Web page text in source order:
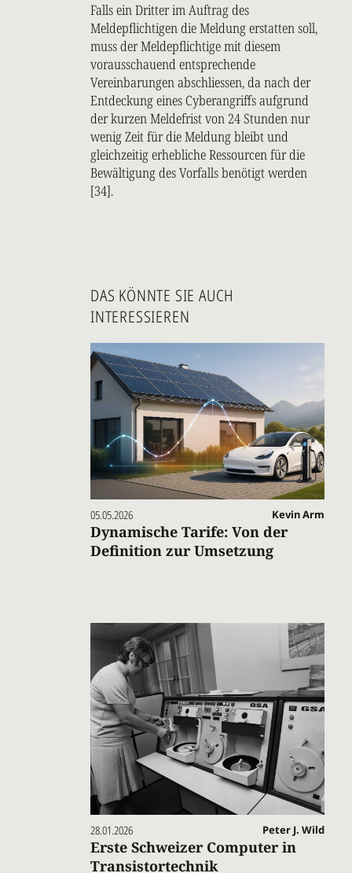
Falls ein Dritter im Auftrag des
Meldepflichtigen die Meldung erstatten soll,
muss der Meldepflichtige mit diesem
vorausschauend entsprechende
Vereinbarungen abschliessen, da nach der
Entdeckung eines Cyberangriffs aufgrund
der kurzen Meldefrist von 24 Stunden nur
wenig Zeit für die Meldung bleibt und
gleichzeitig erhebliche Ressourcen für die
Bewältigung des Vorfalls benötigt werden
[34].
DAS KÖNNTE SIE AUCH
INTERESSIEREN
05.05.2026 Kevin Arm
Dynamische Tarife: Von der
Definition zur Umsetzung
28.01.2026 Peter J. Wild
Erste Schweizer Computer in
Transistortechnik